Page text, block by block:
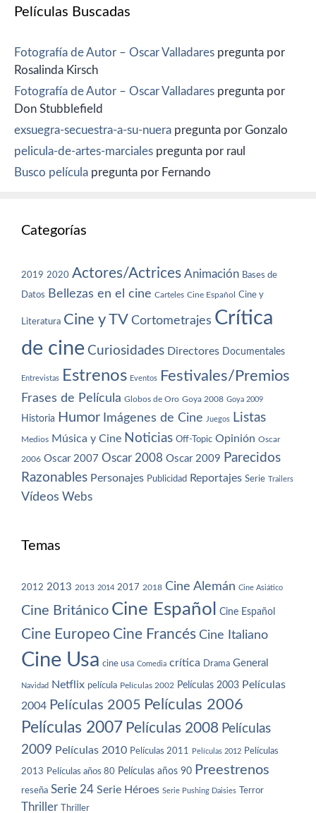
Películas Buscadas
Fotografía de Autor – Oscar Valladares pregunta por
Rosalinda Kirsch
Fotografía de Autor – Oscar Valladares pregunta por
Don Stubblefield
exsuegra-secuestra-a-su-nuera pregunta por Gonzalo
pelicula-de-artes-marciales pregunta por raul
Busco película pregunta por Fernando
Categorías
2019 2020 Actores/Actrices Animación Bases de
Datos Bellezas en el cine Carteles Cine Español Cine y
Literatura Cine y TV Cortometrajes Crítica
de cine Curiosidades Directores Documentales
Entrevistas Estrenos Eventos Festivales/Premios
Frases de Película Globos de Oro Goya 2008 Goya 2009
Historia Humor Imágenes de Cine Juegos Listas
Medios Música y Cine Noticias Off-Topic Opinión Oscar
2006 Oscar 2007 Oscar 2008 Oscar 2009 Parecidos
Razonables Personajes Publicidad Reportajes Serie Trailers
Vídeos Webs
Temas
2012 2013 2013 2014 2017 2018 Cine Alemán Cine Asiático
Cine Británico Cine Español Cine Español
Cine Europeo Cine Francés Cine Italiano
Cine Usa cine usa Comedia crítica Drama General
Navidad Netflix película Películas 2002 Películas 2003 Películas
2004 Películas 2005 Películas 2006
Películas 2007 Películas 2008 Películas
2009 Películas 2010 Películas 2011 Películas 2012 Películas
2013 Películas años 80 Películas años 90 Preestrenos
reseña Serie 24 Serie Héroes Serie Pushing Daisies Terror
Thriller Thriller